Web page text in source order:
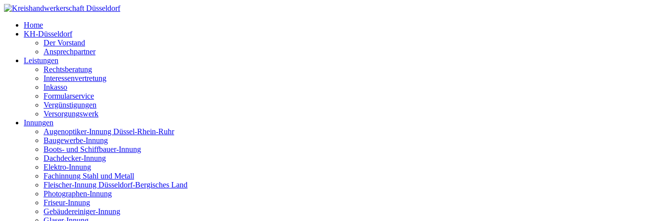
Home
KH-Düsseldorf
Der Vorstand
Ansprechpartner
Leistungen
Rechtsberatung
Interessenvertretung
Inkasso
Formularservice
Vergünstigungen
Versorgungswerk
Innungen
Augenoptiker-Innung Düssel-Rhein-Ruhr
Baugewerbe-Innung
Boots- und Schiffbauer-Innung
Dachdecker-Innung
Elektro-Innung
Fachinnung Stahl und Metall
Fleischer-Innung Düsseldorf-Bergisches Land
Photographen-Innung
Friseur-Innung
Gebäudereiniger-Innung